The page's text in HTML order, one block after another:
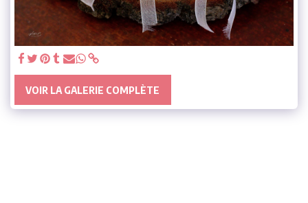
VOIR LA GALERIE COMPLÈTE